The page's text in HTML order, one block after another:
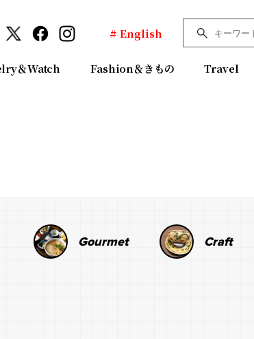
# English
＆Watch Fashion＆きもの Travel
Gourmet Craft